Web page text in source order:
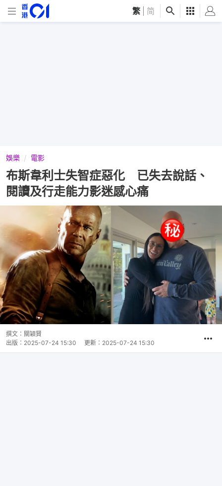
繁 简
娛樂 電影
布斯韋利士失智症惡化 已失去說話、
閱讀及行走能力影迷感心痛
撰文： 關穎賢
出版： 2025-07-24 15:30 更新： 2025-07-24 15:30